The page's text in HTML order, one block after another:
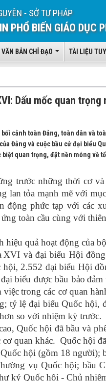
- SỞ TƯ PHÁP
PHỔ BIẾN GIÁO DỤC
VĂN BẢN CHỈ ĐẠO TÀI LIỆU
Dấu mốc quan
cảnh toàn Đảng, toàn dân và
Đảng và cuộc bầu cử đại biểu
biệt quan trọng, đặt nền móng về
trước những thời cơ
tỏa mạnh mẽ với
động phức tạp với các
toàn cầu cùng với
quả hoạt động của
XVI và đại biểu Hội
hội, 2.552 đại biểu Hội
biểu được bầu bảo đảm
việctrong các cơ quan
tỷ lệ đại biểu Quốc hội,
so với nhiệm kỳ trước.
Quốc hội đã bầu và
quan khác. Quốc hội
hội (gồm 18 người);
vụ Quốc hội; bầu
ký Quốc hội - Chủ